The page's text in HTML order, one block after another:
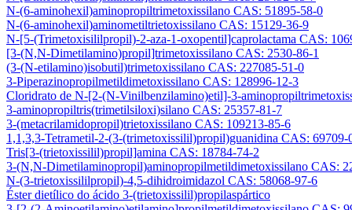
N-(6-aminohexil)aminopropiltrimetoxissilano CAS: 51895-58-0
N-(6-aminohexil)aminometiltrietoxissilano CAS: 15129-36-9
N-[5-(Trimetoxisililpropil)-2-aza-1-oxopentil]caprolactama CAS:
[3-(N,N-Dimetilamino)propil]trimetoxissilano CAS: 2530-86-1
(3-(N-etilamino)isobutil)trimetoxissilano CAS: 227085-51-0
3-Piperazinopropilmetildimetoxissilano CAS: 128996-12-3
Cloridrato de N-[2-(N-Vinilbenzilamino)etil]-3-
3-aminopropiltris(trimetilsiloxi)silano CAS: 25357-81-7
3-(metacrilamidopropil)trietoxissilano CAS: 109213-85-6
1,1,3,3-Tetrametil-2-(3-(trimetoxissilil)propil)guanidina CAS: 69709-
Tris[3-(trietoxissilil)propil]amina CAS: 18784-74-2
3-(N,N-Dimetilaminopropil)aminopropilmetildimetoxissilano CAS:
N-(3-trietoxissililpropil)-4,5-dihidroimidazol CAS: 58068-97-6
Éster dietílico do ácido 3-(trietoxissilil)propilaspártico